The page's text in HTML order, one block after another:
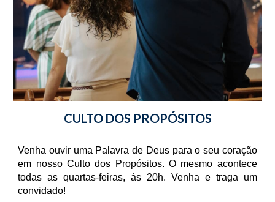
CULTO DOS PROPÓSITOS
Venha ouvir uma Palavra de Deus para o seu coração
em nosso Culto dos Propósitos. O mesmo acontece
todas as quartas-feiras, às 20h. Venha e traga um
convidado!